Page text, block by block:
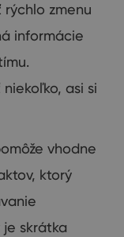
rýchlo zmenu
informácie
.
niekoľko, asi si
vhodne
, ktorý
je skrátka